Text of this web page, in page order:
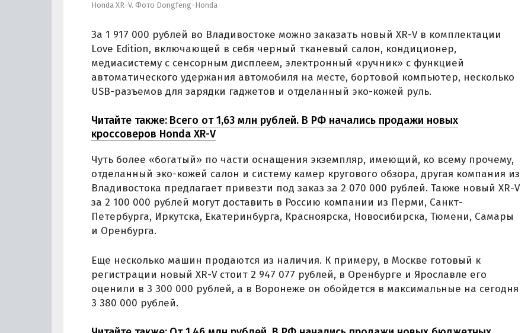
Honda XR-V. Фото Dongfeng-Honda
За 1 917 000 рублей во Владивостоке можно заказать новый XR-V в комплектации
Love Edition, включающей в себя черный тканевый салон, кондиционер,
медиасистему с сенсорным дисплеем, электронный «ручник» с функцией
автоматического удержания автомобиля на месте, бортовой компьютер, несколько
USB-разъемов для зарядки гаджетов и отделанный эко-кожей руль.
Читайте также: Всего от 1,63 млн рублей. В РФ начались продажи новых
кроссоверов Honda XR-V
Чуть более «богатый» по части оснащения экземпляр, имеющий, ко всему прочему,
отделанный эко-кожей салон и систему камер кругового обзора, другая компания из
Владивостока предлагает привезти под заказ за 2 070 000 рублей. Также новый XR-V
за 2 100 000 рублей могут доставить в Россию компании из Перми, Санкт-
Петербурга, Иркутска, Екатеринбурга, Красноярска, Новосибирска, Тюмени, Самары
и Оренбурга.
Еще несколько машин продаются из наличия. К примеру, в Москве готовый к
регистрации новый XR-V стоит 2 947 077 рублей, в Оренбурге и Ярославле его
оценили в 3 300 000 рублей, а в Воронеже он обойдется в максимальные на сегодня
3 380 000 рублей.